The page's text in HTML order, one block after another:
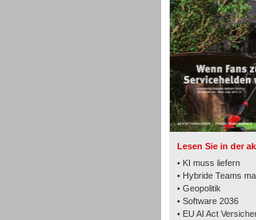
Lesen Sie in der
• KI muss liefern
• Hybride Teams
• Geopolitik
• Software 2036
• EU AI Act
TK- und ACD-
Workforce-